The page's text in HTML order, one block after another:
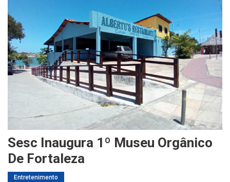
Sesc Inaugura 1º Museu Orgânico
De Fortaleza
Entretenimento